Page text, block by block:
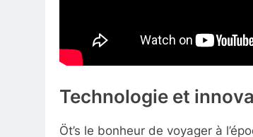
Technologie et
Öt’s le bonheur de voyager à